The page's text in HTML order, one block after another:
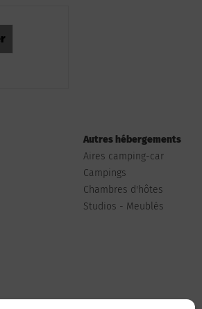
Autres hébergements
Aires camping-car
Campings
Chambres d'hôtes
Studios - Meublés